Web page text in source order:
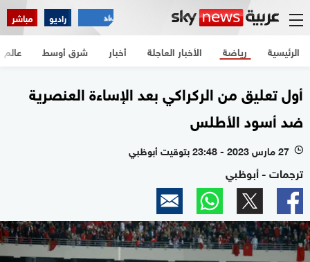
راديو مباشر
الرئيسية الأخبار العاجلة أخبار شرق أوسط عالم رياضة
أول تعليق من الركراكي بعد الإساءة العنصرية
ضد أسود الأطلس
l 27 مارس 2023 - 23:48 بتوقيت أبوظبي
ترجمات - أبوظبي